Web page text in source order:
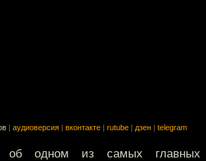
аудиоверсия вконтакте rutube дзен telegram
об одном из самых главных